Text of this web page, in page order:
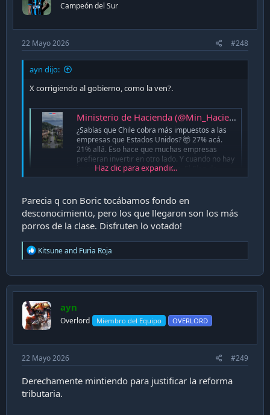
Campeón del Sur
22 Mayo 2026 #248
ayn dijo:
X corrigiendo al gobierno, como la ven?.
Ministerio de Hacienda (@Min_Hacienda) on X
¿Sabías que Chile cobra más impuestos a las
empresas que Estados Unidos? 🤯 27% acá.
21% allá. Eso hace que muchas empresas
prefieran invertir en otro lado. Y cuando no hay
inversión, no se crean empleos. El Plan de
#ReconstrucciónNacional busca revertir esto.
Haz clic para expandir...
Parecia q con Boric tocábamos fondo en
desconocimiento, pero los que llegaron son los más
porros de la clase. Disfruten lo votado!
R
e
c
t
o
n
s
Kitsuneand Furia Roja
ayn
Overlord Miembro del Equipo OVERLORD
22 Mayo 2026 #249
Derechamente mintiendo para justificar la reforma
tributaria.